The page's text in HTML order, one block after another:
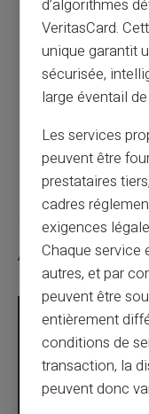
Article
Simplifiez
Articles similaires
d’algorithmes
VeritasCard.
unique garantit
sécurisée,
large éventail
Les services
peuvent être
prestataires
cadres
exigences
Chaque service
autres, et par
peuvent être
entièrement
conditions de
transaction, la
peuvent donc